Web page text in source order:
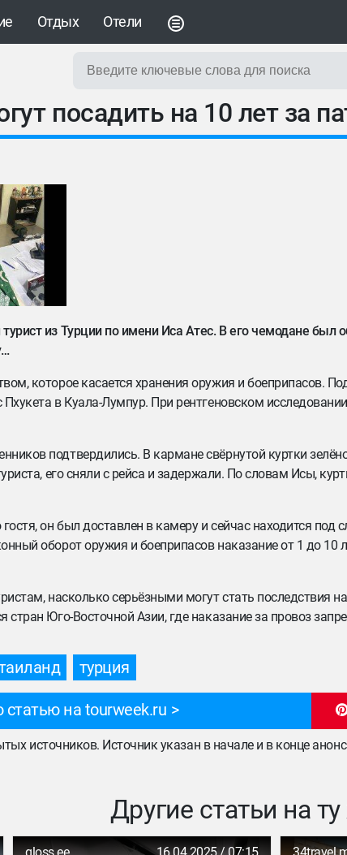
Отдых Отели
посадить на 10 лет за
из Турции по имени Иса Атес. В его чемодане был
которое касается хранения оружия и боеприпасов.
в Куала-Лумпур. При рентгеновском
подтвердились. В кармане свёрнутой куртки
его сняли с рейса и задержали. По словам Исы,
он был доставлен в камеру и сейчас находится под
оборот оружия и боеприпасов наказание от 1 до
насколько серьёзными могут стать последствия
стран Юго-Восточной Азии, где наказание за провоз
турция
на tourweek.ru
источников. Источник указан в начале и в конце
Другие статьи на